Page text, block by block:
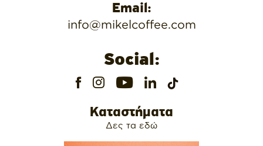
Email:
info@mikelcoffee.com
Social:
Καταστήματα
Δες τα εδώ